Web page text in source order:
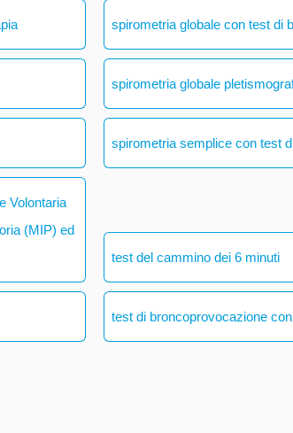
spirometria globale con test di
spirometria globale
spirometria semplice con test
Volontaria
(MIP) ed
test del cammino dei 6 minuti
test di broncoprovocazione